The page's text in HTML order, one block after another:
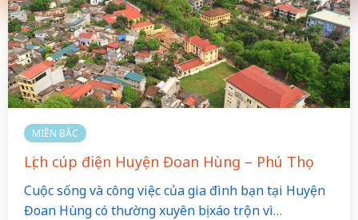
MIỀN BẮC
Lịch cúp điện Huyện Đoan Hùng – Phú Thọ
Cuộc sống và công việc của gia đình bạn tại Huyện
Đoan Hùng có thường xuyên bị xáo trộn vì…